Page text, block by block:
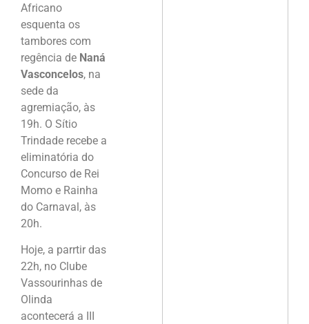
Africano
esquenta os
tambores com
regência de Naná
Vasconcelos, na
sede da
agremiação, às
19h. O Sítio
Trindade recebe a
eliminatória do
Concurso de Rei
Momo e Rainha
do Carnaval, às
20h.
Hoje, a parrtir das
22h, no Clube
Vassourinhas de
Olinda
acontecerá a III